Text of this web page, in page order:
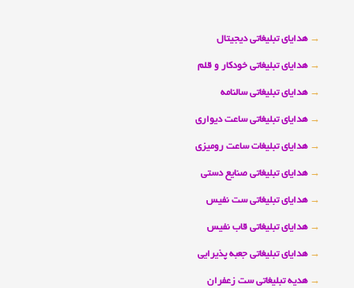
→ هدایای تبلیغاتی دیجیتال
→ هدایای تبلیغاتی خودکار و قلم
→ هدایای تبلیغاتی سالنامه
→ هدایای تبلیغاتی ساعت دیواری
→ هدایای تبلیغات ساعت رومیزی
→ هدایای تبلیغاتی صنایع دستی
→ هدایای تبلیغاتی ست نفیس
→ هدایای تبلیغاتی قاب نفیس
→ هدایای تبلیغاتی جعبه پذیرایی
→ هدیه تبلیغاتی ست زعفران